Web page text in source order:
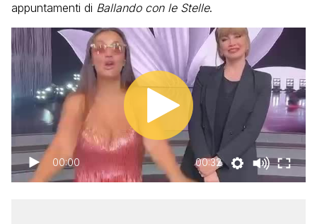
appuntamenti di Ballando con le Stelle.
00:00 00:32